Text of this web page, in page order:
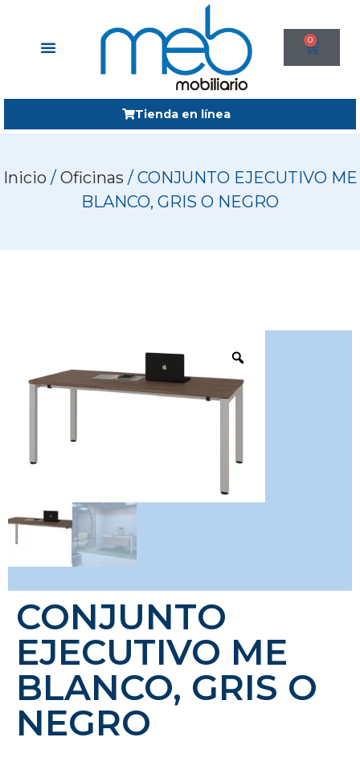
0
Tienda en línea
Inicio / Oficinas / CONJUNTO EJECUTIVO ME
BLANCO, GRIS O NEGRO
CONJUNTO
EJECUTIVO ME
BLANCO, GRIS O
NEGRO